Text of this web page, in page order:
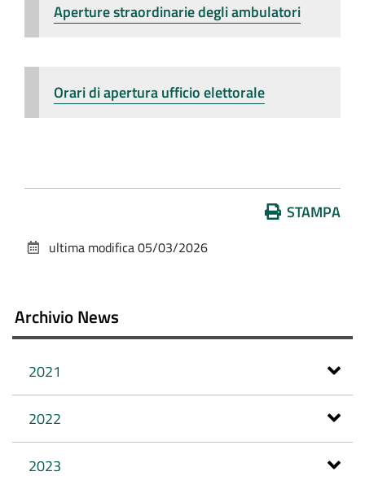
Aperture straordinarie degli ambulatori
Orari di apertura ufficio elettorale
documento
STAMPA
ultima modifica05/03/2026
Archivio News
2021
2022
2023